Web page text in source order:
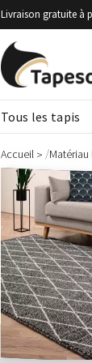
Livraison gratuite à
Tous les tapis
Accueil /Matériau